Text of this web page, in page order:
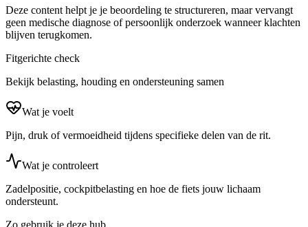
Deze content helpt je je beoordeling te structureren, maar vervangt
geen medische diagnose of persoonlijk onderzoek wanneer klachten
blijven terugkomen.
Fitgerichte check
Bekijk belasting, houding en ondersteuning samen
Wat je voelt
Pijn, druk of vermoeidheid tijdens specifieke delen van de rit.
Wat je controleert
Zadelpositie, cockpitbelasting en hoe de fiets jouw lichaam
ondersteunt.